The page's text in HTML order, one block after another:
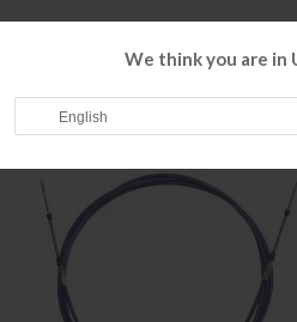
We think you are in